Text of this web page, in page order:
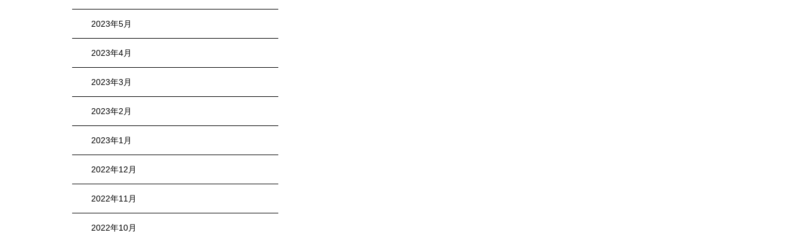
2023年5月
2023年4月
2023年3月
2023年2月
2023年1月
2022年12月
2022年11月
2022年10月